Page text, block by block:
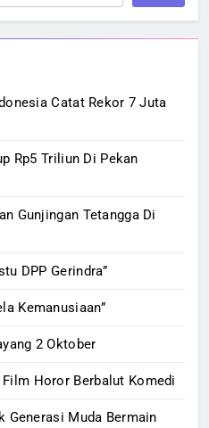
Catat Rekor 7 Juta
Rp5 Triliun Di Pekan
Gunjingan Tetangga Di
DPP Gerindra”
Kemanusiaan”
2 Oktober
Film Horor Berbalut Komedi
Generasi Muda Bermain